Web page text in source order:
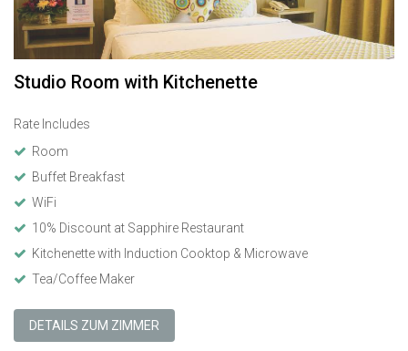
Studio Room with Kitchenette
Rate Includes
Room
Buffet Breakfast
WiFi
10% Discount at Sapphire Restaurant
Kitchenette with Induction Cooktop & Microwave
Tea/Coffee Maker
DETAILS ZUM ZIMMER